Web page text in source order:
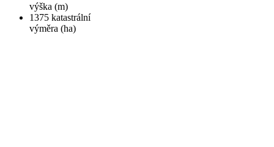
výška (m)
1375 katastrální
výměra (ha)